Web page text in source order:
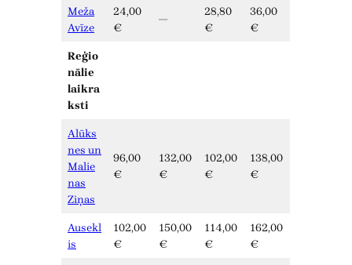
Meža
Avīze
24,00
€
—
28,80
€
36,00
€
Reģio
nālie
laikra
ksti
Alūks
nes un
Malie
nas
Ziņas
96,00
€
132,00
€
102,00
€
138,00
€
Ausekl
is
102,00
€
150,00
€
114,00
€
162,00
€